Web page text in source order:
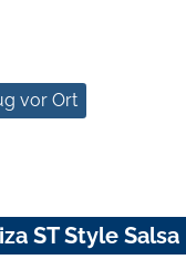
vor Ort
ST Style Salsa